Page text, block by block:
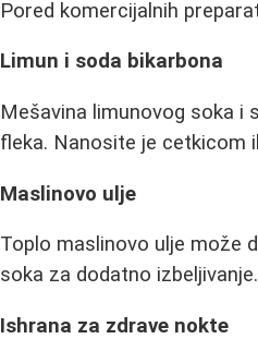
Pored komercijalnih
Limun i soda bikarbona
Mešavina limunovog soka i
fleka. Nanosite je cetkicom
Maslinovo ulje
Toplo maslinovo ulje može
soka za dodatno izbeljivanje.
Ishrana za zdrave nokte